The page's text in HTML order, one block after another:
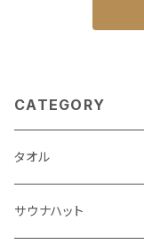
CATEGORY
タオル
サウナハット